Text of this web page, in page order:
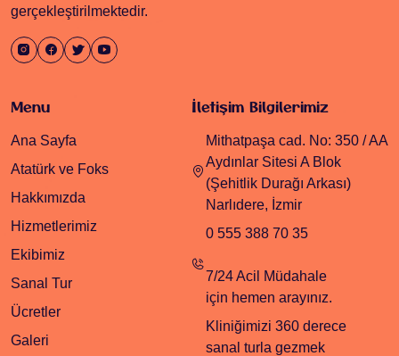
gerçekleştirilmektedir.
Menu
Ana Sayfa
Atatürk ve Foks
Hakkımızda
Hizmetlerimiz
Ekibimiz
Sanal Tur
Ücretler
Galeri
İletişim Bilgilerimiz
Mithatpaşa cad. No: 350 / AA
Aydınlar Sitesi A Blok
(Şehitlik Durağı Arkası)
Narlıdere, İzmir
0 555 388 70 35
7/24 Acil Müdahale
için hemen arayınız.
Kliniğimizi 360 derece
sanal turla gezmek